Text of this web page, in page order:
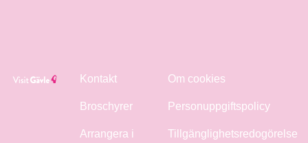
Kontakt
Broschyrer
Arrangera i
Om cookies
Personuppgiftspolicy
Tillgänglighetsredogörelse